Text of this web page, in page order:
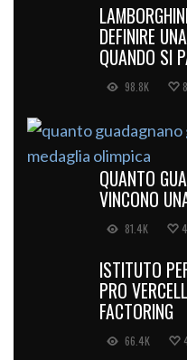
DEFINIRE
QUANDO SI
98.8K
QUANTO
VINCONO
81.4K
ISTITUTO
PRO
FACTORING
66.4K